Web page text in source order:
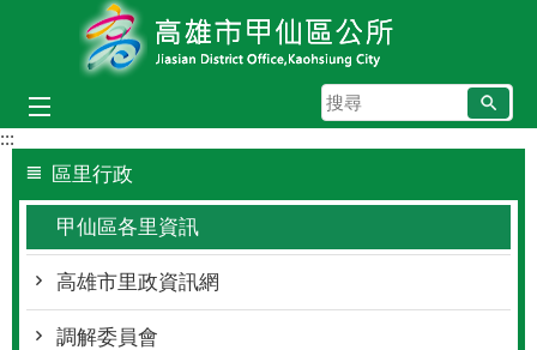
跳到主要內容區塊
搜
尋
:::
區里行政
甲仙區各里資訊
高雄市里政資訊網
調解委員會